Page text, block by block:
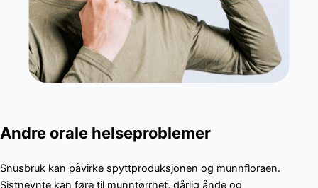
Andre orale helseproblemer
Snusbruk kan påvirke spyttproduksjonen og munnfloraen.
Sistnevnte kan føre til munntørrhet, dårlig ånde og